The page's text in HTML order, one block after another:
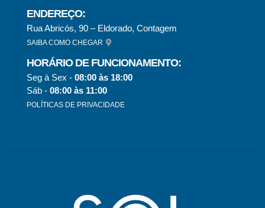
ENDEREÇO:
Rua Abricós, 90 – Eldorado, Contagem
SAIBA COMO CHEGAR
HORÁRIO DE FUNCIONAMENTO:
Seg à Sex - 08:00 às 18:00
Sáb - 08:00 às 11:00
POLÍTICAS DE PRIVACIDADE